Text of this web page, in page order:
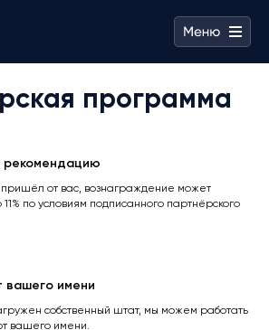
программа
рекомендацию
пришёл от вас, вознаграждение может
11% по условиям подписанного партнёрского
вашего имени
собственный штат, мы можем работать
вашего имени.